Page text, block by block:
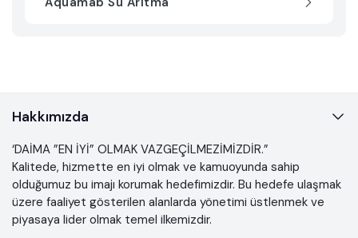
Hakkımızda
‘DAİMA ”EN İYİ” OLMAK VAZGEÇİLMEZİMİZDİR.”
Kalitede, hizmette en iyi olmak ve kamuoyunda sahip
olduğumuz bu imajı korumak hedefimizdir. Bu hedefe ulaşmak
üzere faaliyet gösterilen alanlarda yönetimi üstlenmek ve
piyasaya lider olmak temel ilkemizdir.